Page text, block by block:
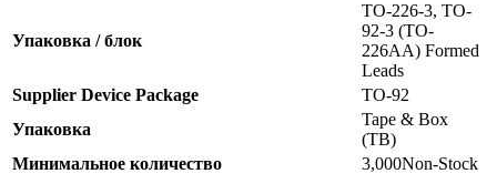
Упаковка / блок
TO-226-3, TO-
92-3 (TO-
226AA) Formed
Leads
Supplier Device Package
TO-92
Упаковка
Tape & Box
(TB)
Минимальное количество
3,000Non-Stock